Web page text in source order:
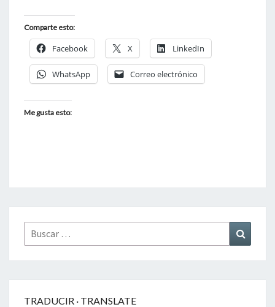
Comparte esto:
Facebook X LinkedIn
WhatsApp Correo electrónico
Me gusta esto:
Buscar
por:
TRADUCIR · TRANSLATE